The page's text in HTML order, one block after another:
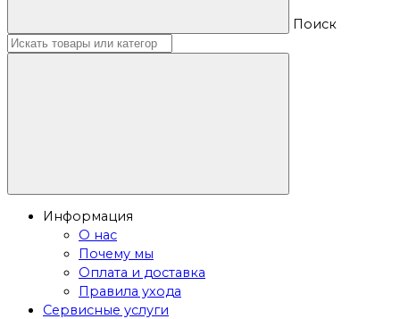
Поиск
Информация
О нас
Почему мы
Оплата и доставка
Правила ухода
Сервисные услуги